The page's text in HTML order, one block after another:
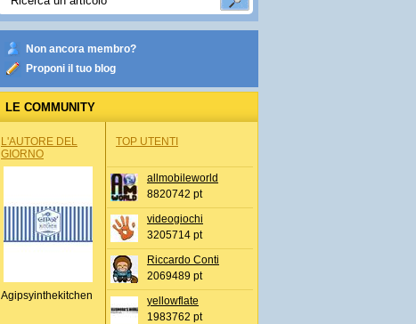
Non ancora membro?
Proponi il tuo blog
LE COMMUNITY
L'AUTORE DEL
GIORNO
Agipsyinthekitchen
TOP UTENTI
allmobileworld
8820742 pt
videogiochi
3205714 pt
Riccardo Conti
2069489 pt
yellowflate
1983762 pt